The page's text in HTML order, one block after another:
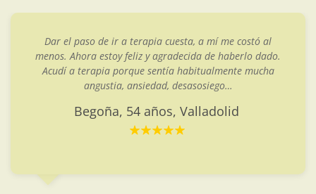
Quise acudir a terapia por los abusos vividos en la
infancia. Sabía que habían creado secuelas que notaba
que me afectaban y limitaban en mi día a día. Acudí a
Cristina por ser especialista en trauma y en casos
Cristina, 27 años, Valladolid